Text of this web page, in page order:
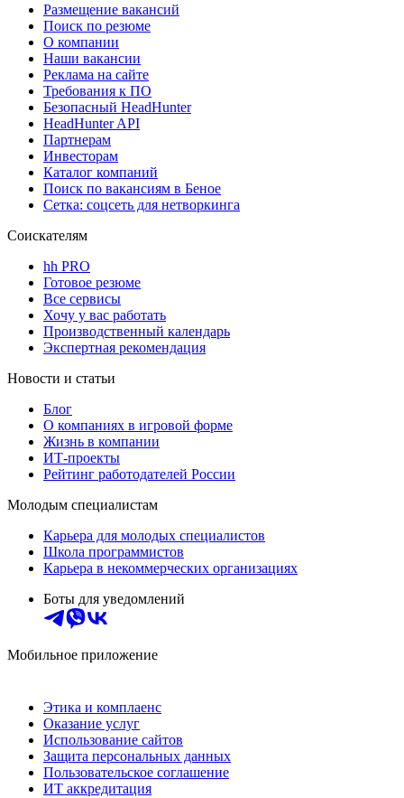
Размещение вакансий
Поиск по резюме
О компании
Наши вакансии
Реклама на сайте
Требования к ПО
Безопасный HeadHunter
HeadHunter API
Партнерам
Инвесторам
Каталог компаний
Поиск по вакансиям в Беное
Сетка: соцсеть для нетворкинга
Соискателям
hh PRO
Готовое резюме
Все сервисы
Хочу у вас работать
Производственный календарь
Экспертная рекомендация
Новости и статьи
Блог
О компаниях в игровой форме
Жизнь в компании
ИТ-проекты
Рейтинг работодателей России
Молодым специалистам
Карьера для молодых специалистов
Школа программистов
Карьера в некоммерческих организациях
Боты для уведомлений
Мобильное приложение
Этика и комплаенс
Оказание услуг
Использование сайтов
Защита персональных данных
Пользовательское соглашение
ИТ аккредитация